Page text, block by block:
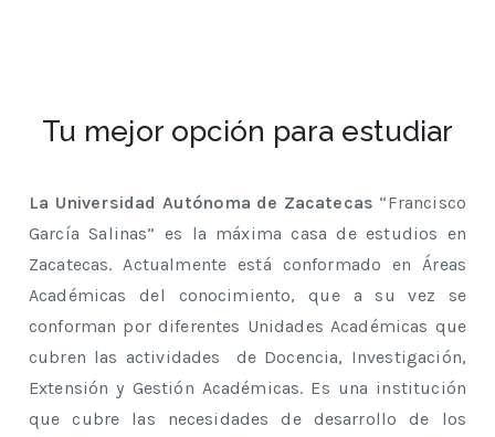
Tu mejor opción para estudiar
La Universidad Autónoma de Zacatecas “Francisco
García Salinas” es la máxima casa de estudios en
Zacatecas. Actualmente está conformado en Áreas
Académicas del conocimiento, que a su vez se
conforman por diferentes Unidades Académicas que
cubren las actividades de Docencia, Investigación,
Extensión y Gestión Académicas. Es una institución
que cubre las necesidades de desarrollo de los